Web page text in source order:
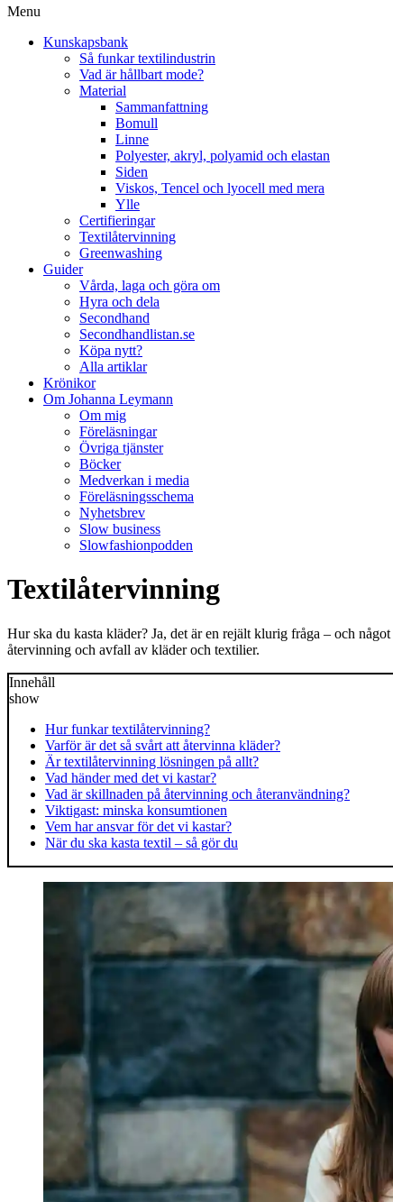
Menu
Kunskapsbank
Så funkar textilindustrin
Vad är hållbart mode?
Material
Sammanfattning
Bomull
Linne
Polyester, akryl, polyamid och elastan
Siden
Viskos, Tencel och lyocell med mera
Ylle
Certifieringar
Textilåtervinning
Greenwashing
Guider
Vårda, laga och göra om
Hyra och dela
Secondhand
Secondhandlistan.se
Köpa nytt?
Alla artiklar
Krönikor
Om Johanna Leymann
Om mig
Föreläsningar
Övriga tjänster
Böcker
Medverkan i media
Föreläsningsschema
Nyhetsbrev
Slow business
Slowfashionpodden
Textilåtervinning
Hur ska du kasta kläder? Ja, det är en rejält klurig fråga – och
återvinning och avfall av kläder och textilier.
Innehåll
show
Hur funkar textilåtervinning?
Varför är det så svårt att återvinna kläder?
Är textilåtervinning lösningen på allt?
Vad händer med det vi kastar?
Vad är skillnaden på återvinning och återanvändning?
Viktigast: minska konsumtionen
Vem har ansvar för det vi kastar?
När du ska kasta textil – så gör du